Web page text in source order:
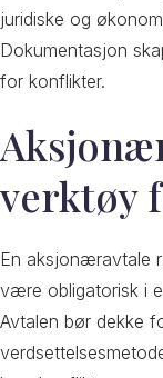
juridiske og
Dokumentasjon
for konflikter.
verktøy
En aksjonæravtale
være obligatorisk i
Avtalen bør dekke